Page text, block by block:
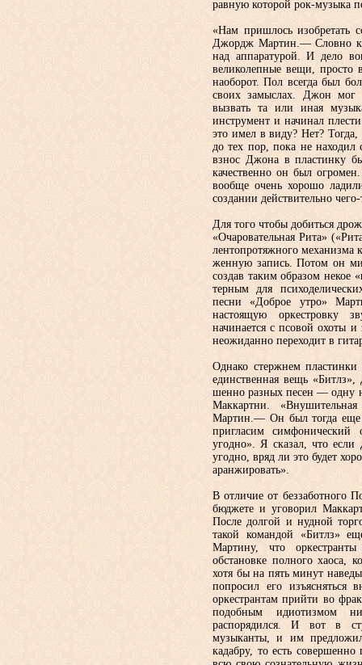
равную которой рок-музыка
«Нам пришлось изобретать
Джордж Мартин.— Словно
над аппаратурой. И дело
великолепные вещи, просто
наоборот. Пол все­гда был
своих замыслах. Джон мог
вызвать та или иная
инструмент и начинал
это имел в виду? Нет?
до тех пор, пока не
взнос Джона в пластинку
качественно он был
вообще очень хо­рошо
создании действитель­но
Для того чтобы добиться
«Очаровательная Рита»
лентопротяжного механизма
женную запись. Потом он
со­здав таким образом некое
терным для
песни «Доброе утро»
настоящую ор­кестровку
начинается с псовой охоты и
неожиданно переходит в
Однако стержнем
единственная вещь «Битлз»,
шенно разных песен — одну
Маккартни.
Мартин.— Он был тогда еще
пригласим
угодно». Я сказал, что если
угодно, вряд ли это будет
аранжировать».
В отличие от беззаботного
бюджете и уговорил
После долгой и нудной
такой командой «Битлз»
Мартину, что
обстановке полного хао­са,
хотя бы на пять минут
попросил его изъясняться
оркестрантам прийти во
по­добным идиотизмом
распорядился. И вот в
музыканты, и им
кадабру, то есть